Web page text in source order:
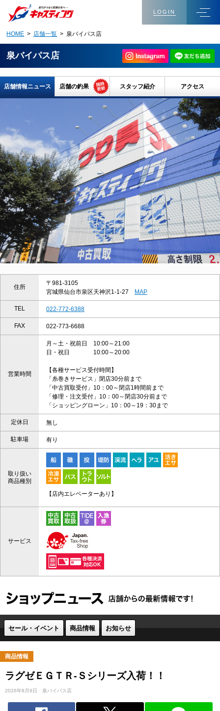
LOGIN
HOME > 店舗一覧 > 泉バイパス店
泉バイパス店
店舗情報ニュース 店舗の釣果 スタッフ紹介 アクセス
住所
〒981-3105
宮城県仙台市泉区天神沢1-1-27
MAP
TEL 022-772-6388
FAX 022-773-6688
営業時間
月～土・祝前日 10:00～21:00
日・祝日 10:00～20:00
【各種サービス受付時間】
「糸巻きサービス」閉店30分前まで
「中古買取受付」10：00～閉店1時間前まで
「修理・注文受付」10：00～閉店30分前まで
「ショッピングローン」10：00～19：30まで
定休日 無し
駐車場 有り
取り扱い
商品種別
【店内エレベーターあり】
サービス
セール・イベント 商品情報 お知らせ
商品情報
ラグゼＥＧＴＲ-Ｓシリーズ入荷！！
2026年8月9日 泉バイパス店